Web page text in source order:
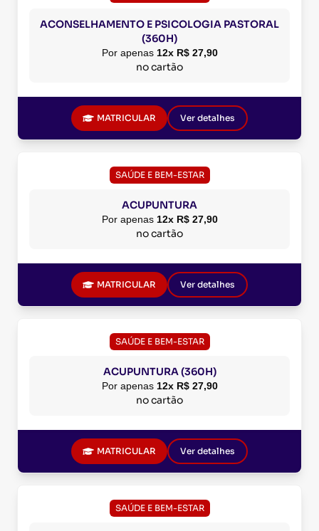
ACONSELHAMENTO E PSICOLOGIA PASTORAL
(360H)
Por apenas 12x R$ 27,90
no cartão
MATRICULAR Ver detalhes
SAÚDE E BEM-ESTAR
ACUPUNTURA
Por apenas 12x R$ 27,90
no cartão
MATRICULAR Ver detalhes
SAÚDE E BEM-ESTAR
ACUPUNTURA (360H)
Por apenas 12x R$ 27,90
no cartão
MATRICULAR Ver detalhes
SAÚDE E BEM-ESTAR